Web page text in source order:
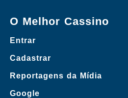
O Melhor Cassino
Entrar
Cadastrar
Reportagens da Mídia
Google